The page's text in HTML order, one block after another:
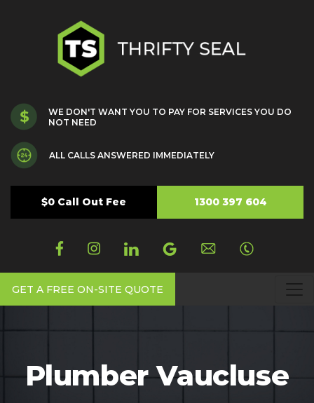
WE DON'T WANT YOU TO PAY FOR SERVICES YOU DO
NOT NEED
ALL CALLS ANSWERED IMMEDIATELY
$0 Call Out Fee 1300 397 604
GET A FREE ON-SITE QUOTE
Plumber Vaucluse